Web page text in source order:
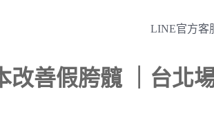
LINE官方客
改善假胯髖 ｜台北